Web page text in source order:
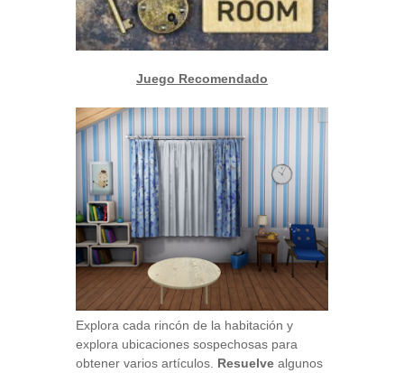
Juego Recomendado
Explora cada rincón de la habitación y
explora ubicaciones sospechosas para
obtener varios artículos. Resuelve algunos